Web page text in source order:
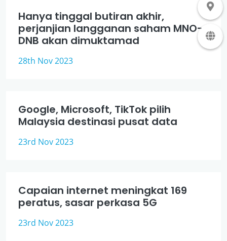
Hanya tinggal butiran akhir,
perjanjian langganan saham MNO-
DNB akan dimuktamad
28th Nov 2023
Google, Microsoft, TikTok pilih
Malaysia destinasi pusat data
23rd Nov 2023
Capaian internet meningkat 169
peratus, sasar perkasa 5G
23rd Nov 2023